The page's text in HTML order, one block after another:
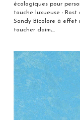
écologiques pour
touche luxueuse :
Sandy Bicolore à effet
toucher daim,…